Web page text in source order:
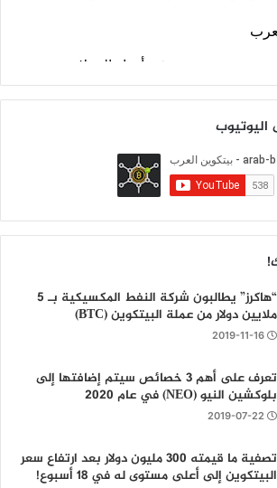
اليوتيوب
“هاكرز” يطالبون شركة النفط المكسيكية بـ 5
ملايين دولار من عملة البيتكوين (BTC)
2019-11-16
تعرف على أهم 3 خصائص سيتم إضافتها إلى
بلوكشين النيو (NEO) في عام 2020
2019-07-22
تصفية ما قيمته 300 مليون دولار بعد ارتفاع سعر
البيتكوين إلى أعلى مستوى له في 18 أسبوع!